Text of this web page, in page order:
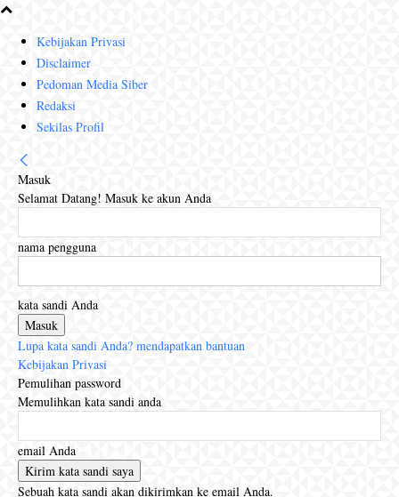
Kebijakan Privasi
Disclaimer
Pedoman Media Siber
Redaksi
Sekilas Profil
Masuk
Selamat Datang! Masuk ke akun Anda
nama pengguna
kata sandi Anda
Lupa kata sandi Anda? mendapatkan bantuan
Kebijakan Privasi
Pemulihan password
Memulihkan kata sandi anda
email Anda
Sebuah kata sandi akan dikirimkan ke email Anda.